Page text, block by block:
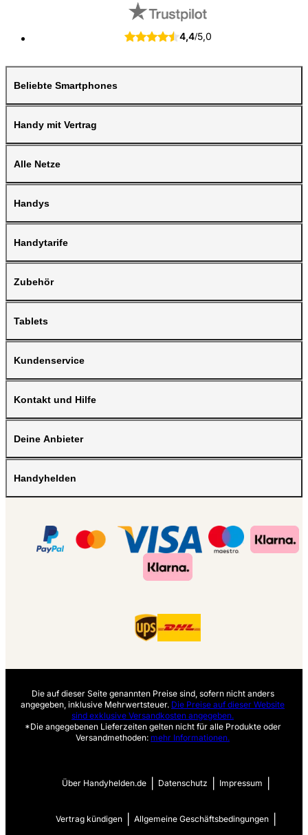
4,4/5,0
Beliebte Smartphones
Handy mit Vertrag
Alle Netze
Handys
Handytarife
Zubehör
Tablets
Kundenservice
Kontakt und Hilfe
Deine Anbieter
Handyhelden
Die auf dieser Seite genannten Preise sind, sofern nicht anders
angegeben, inklusive Mehrwertsteuer. Die Preise auf dieser Website
sind exklusive Versandkosten angegeben.
*Die angegebenen Lieferzeiten gelten nicht für alle Produkte oder
Versandmethoden: mehr Informationen.
Über Handyhelden.de Datenschutz Impressum
Vertrag kündigen Allgemeine Geschäftsbedingungen